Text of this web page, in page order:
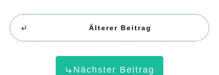
Älterer Beitrag
Nächster Beitrag